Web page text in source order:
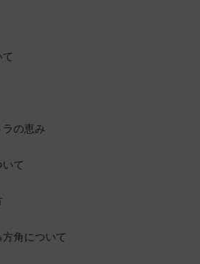
の恵み
て
角について